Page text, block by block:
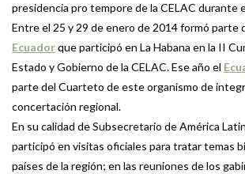
presidencia pro tempore de la CELAC durante
Entre el 25 y 29 de enero de 2014 formó parte
Ecuadorque participó en La Habana en la II
Estado y Gobierno de la CELAC. Ese año el
parte del Cuarteto de este organismo de
concertación regional.
En su calidad de Subsecretario de América
participó en visitas oficiales para tratar temas
países de la región; en las reuniones de los